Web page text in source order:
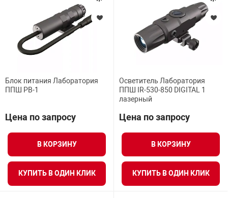
Блок питания Лаборатория
ППШ РВ-1
Цена по запросу
В КОРЗИНУ
КУПИТЬ В ОДИН КЛИК
Осветитель Лаборатория
ППШ IR-530-850 DIGITAL 1
лазерный
Цена по запросу
В КОРЗИНУ
КУПИТЬ В ОДИН КЛИК